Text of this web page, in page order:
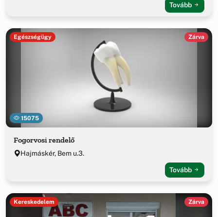
Tovább
15075
Egészségügy Zárva
Fogorvosi rendelő
Hajmáskér, Bem u.3.
Tovább
Kereskedelem Zárva